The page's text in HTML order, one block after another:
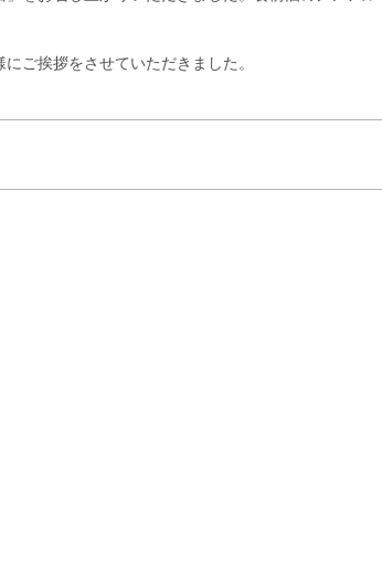
ご挨拶をさせていただきました。